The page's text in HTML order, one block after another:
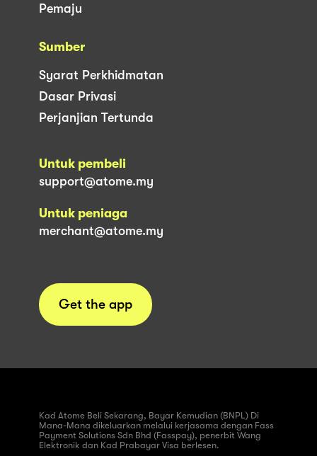
Pemaju
Sumber
Syarat Perkhidmatan
Dasar Privasi
Perjanjian Tertunda
Untuk pembeli
support@atome.my
Untuk peniaga
merchant@atome.my
Get the app
Kad Atome Beli Sekarang, Bayar Kemudian (BNPL) Di
Mana-Mana dikeluarkan melalui kerjasama dengan Fass
Payment Solutions Sdn Bhd (Fasspay), penerbit Wang
Elektronik dan Kad Prabayar Visa berlesen.